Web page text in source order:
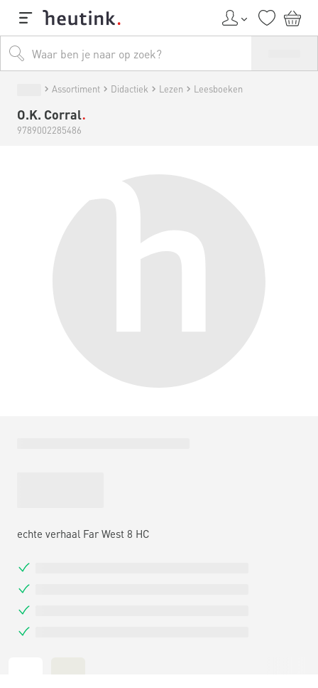
Assortiment Didactiek Lezen Leesboeken
O.K. Corral
9789002285486
echte verhaal Far West 8 HC